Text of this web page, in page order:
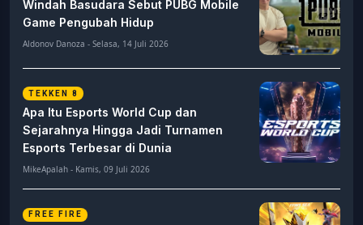
Windah Basudara Sebut PUBG Mobile
Game Pengubah Hidup
Aldonov Danoza - Selasa, 14 Juli 2026
TEKKEN 8
Apa Itu Esports World Cup dan
Sejarahnya Hingga Jadi Turnamen
Esports Terbesar di Dunia
MikeApalah - Kamis, 09 Juli 2026
FREE FIRE